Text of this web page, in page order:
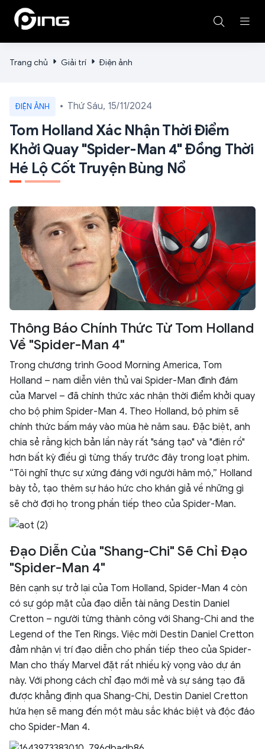
Trang chủ Giải trí Điện ảnh
ĐIỆN ẢNH Thứ Sáu, 15/11/2024
Tom Holland Xác Nhận Thời Điểm
Khởi Quay "Spider-Man 4" Đồng Thời
Hé Lộ Cốt Truyện Bùng Nổ
Thông Báo Chính Thức Từ Tom Holland
Về "Spider-Man 4"
Trong chương trình Good Morning America, Tom
Holland – nam diễn viên thủ vai Spider-Man đình đám
của Marvel – đã chính thức xác nhận thời điểm khởi quay
cho bộ phim Spider-Man 4. Theo Holland, bộ phim sẽ
chính thức bấm máy vào mùa hè năm sau. Đặc biệt, anh
chia sẻ rằng kịch bản lần này rất "sáng tạo" và "điên rồ"
hơn bất kỳ điều gì từng thấy trước đây trong loạt phim.
“Tôi nghĩ thực sự xứng đáng với người hâm mộ,” Holland
bày tỏ, tạo thêm sự háo hức cho khán giả về những gì
sẽ chờ đợi họ trong phần tiếp theo của Spider-Man.
Đạo Diễn Của "Shang-Chi" Sẽ Chỉ Đạo
"Spider-Man 4"
Bên cạnh sự trở lại của Tom Holland, Spider-Man 4 còn
có sự góp mặt của đạo diễn tài năng Destin Daniel
Cretton – người từng thành công với Shang-Chi and the
Legend of the Ten Rings. Việc mời Destin Daniel Cretton
đảm nhận vị trí đạo diễn cho phần tiếp theo của Spider-
Man cho thấy Marvel đặt rất nhiều kỳ vọng vào dự án
này. Với phong cách chỉ đạo mới mẻ và sự sáng tạo đã
được khẳng định qua Shang-Chi, Destin Daniel Cretton
hứa hẹn sẽ mang đến một màu sắc khác biệt và độc đáo
cho Spider-Man 4.